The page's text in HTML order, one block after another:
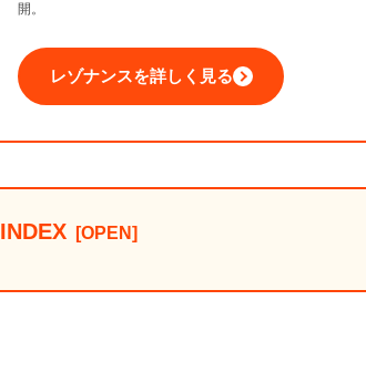
開。
レゾナンスを詳しく見る
INDEX